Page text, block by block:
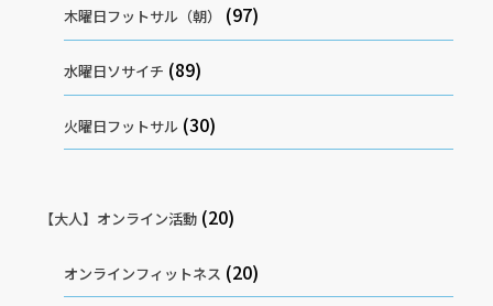
木曜日フットサル（朝） (97)
水曜日ソサイチ (89)
火曜日フットサル (30)
【大人】オンライン活動(20)
オンラインフィットネス (20)